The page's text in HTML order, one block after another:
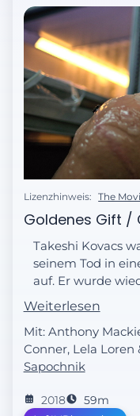
Lizenzhinweis: The
Goldenes Gift /
Takeshi Kovacs
seinem Tod in
auf. Er wurde
Industriegiganten
aufzuklären.
Weiterlesen
Mit: Anthony
Conner, Lela Loren
Sapochnik
2018 59m